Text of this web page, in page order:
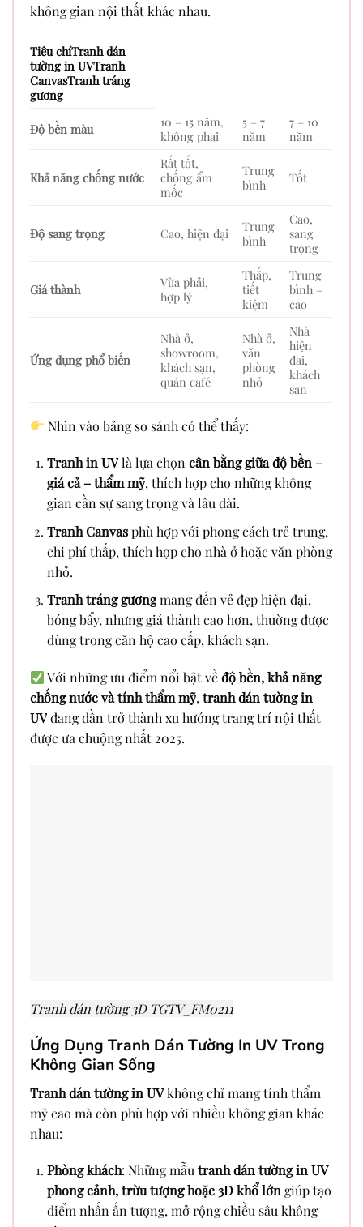
không gian nội thất khác nhau.
Tiêu chíTranh dán
tường in UVTranh
CanvasTranh tráng
gương
Độ bền màu
10 – 15 năm,
không phai
5 – 7
năm
7 – 10
năm
Khả năng chống nước
Rất tốt,
chống ẩm
mốc
Trung
bình
Tốt
Độ sang trọng Cao, hiện đại
Trung
bình
Cao,
sang
trọng
Giá thành
Vừa phải,
hợp lý
Thấp,
tiết
kiệm
Trung
bình –
cao
Ứng dụng phổ biến
Nhà ở,
showroom,
khách sạn,
quán café
Nhà ở,
văn
phòng
nhỏ
Nhà
hiện
đại,
khách
sạn
Nhìn vào bảng so sánh có thể thấy:
Tranh in UVlà lựa chọncân bằng giữa độ bền –
giá cả – thẩm mỹ, thích hợp cho những không
gian cần sự sang trọng và lâu dài.
Tranh Canvasphù hợp với phong cách trẻ trung,
chi phí thấp, thích hợp cho nhà ở hoặc văn phòng
nhỏ.
Tranh tráng gươngmang đến vẻ đẹp hiện đại,
bóng bẩy, nhưng giá thành cao hơn, thường được
dùng trong căn hộ cao cấp, khách sạn.
Với những ưu điểm nổi bật vềđộ bền, khả năng
chống nước và tính thẩm mỹ,tranh dán tường in
UVđang dần trở thành xu hướng trang trí nội thất
được ưa chuộng nhất 2025.
Tranh dán tường 3D TGTV_FM0211
Ứng Dụng Tranh Dán Tường In UV Trong
Không Gian Sống
Tranh dán tường in UVkhông chỉ mang tính thẩm
mỹ cao mà còn phù hợp với nhiều không gian khác
nhau:
Phòng khách: Những mẫutranh dán tường in UV
phong cảnh, trừu tượng hoặc 3D khổ lớngiúp tạo
điểm nhấn ấn tượng, mở rộng chiều sâu không